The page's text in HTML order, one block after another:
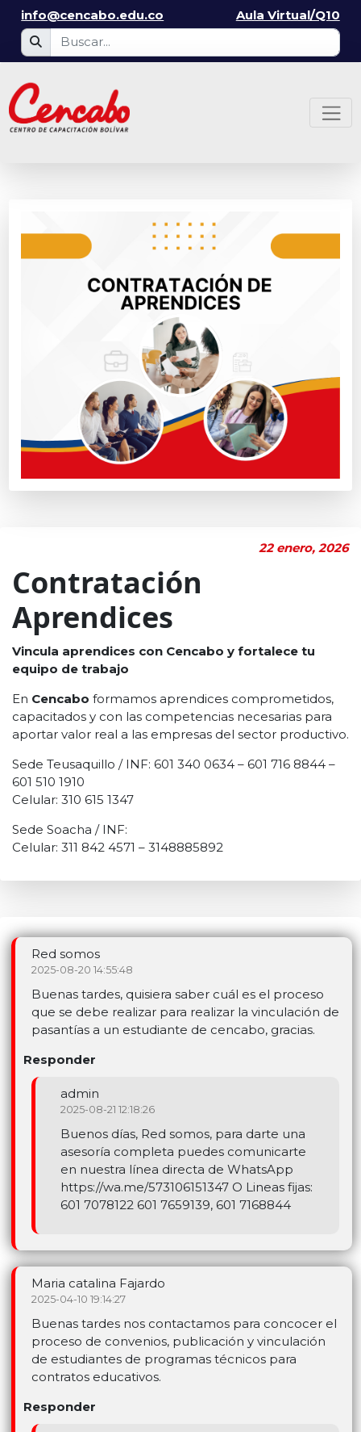
info@cencabo.edu.co Aula Virtual/Q10
22 enero, 2026
Contratación
Aprendices
Vincula aprendices con Cencabo y fortalece tu
equipo de trabajo
En Cencabo formamos aprendices comprometidos,
capacitados y con las competencias necesarias para
aportar valor real a las empresas del sector productivo.
Sede Teusaquillo / INF: 601 340 0634 – 601 716 8844 –
601 510 1910
Celular: 310 615 1347
Sede Soacha / INF:
Celular: 311 842 4571 – 3148885892
Red somos
2025-08-20 14:55:48
Buenas tardes, quisiera saber cuál es el proceso
que se debe realizar para realizar la vinculación de
pasantías a un estudiante de cencabo, gracias.
Responder
admin
2025-08-21 12:18:26
Buenos días, Red somos, para darte una
asesoría completa puedes comunicarte
en nuestra línea directa de WhatsApp
https://wa.me/573106151347 O Lineas fijas:
601 7078122 601 7659139, 601 7168844
Maria catalina Fajardo
2025-04-10 19:14:27
Buenas tardes nos contactamos para concocer el
proceso de convenios, publicación y vinculación
de estudiantes de programas técnicos para
contratos educativos.
Responder